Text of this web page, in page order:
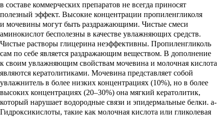
в составе коммерческих препаратов не всегда приносят
полезный эффект. Высокие концентрации пропиленгликоля
и мочевины могут быть раздражающими. Чистые смеси
аминокислот бесполезны в качестве увлажняющих средств.
Чистые растворы глицерина неэффективны. Пропиленгликоль
сам по себе является раздражающим веществом. В дополнение
к своим увлажняющим свойствам мочевина и молочная кислота
являются кератолитиками. Мочевина представляет собой
увлажнитель в более низких концентрациях (10%), но в более
высоких концентрациях (20–30%) она мягкий кератолитик,
который нарушает водородные связи и эпидермальные белки. a-
Гидроксикислоты, такие как молочная кислота или гликолевая